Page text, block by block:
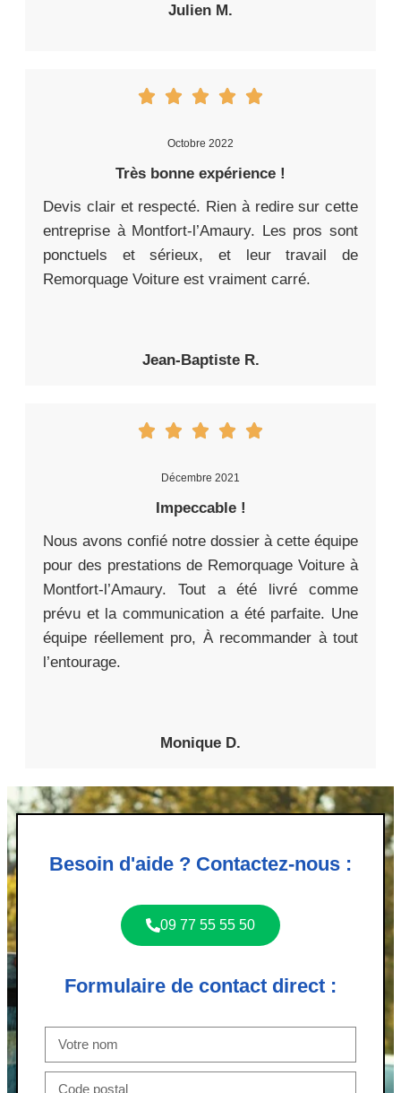
Julien M.
Octobre 2022
Très bonne expérience !
Devis clair et respecté. Rien à redire sur cette
entreprise à Montfort-l’Amaury. Les pros sont
ponctuels et sérieux, et leur travail de
Remorquage Voiture est vraiment carré.
Jean-Baptiste R.
Décembre 2021
Impeccable !
Nous avons confié notre dossier à cette équipe
pour des prestations de Remorquage Voiture à
Montfort-l’Amaury. Tout a été livré comme
prévu et la communication a été parfaite. Une
équipe réellement pro, À recommander à tout
l’entourage.
Monique D.
Besoin d'aide ? Contactez-nous :
09 77 55 55 50
Formulaire de contact direct :